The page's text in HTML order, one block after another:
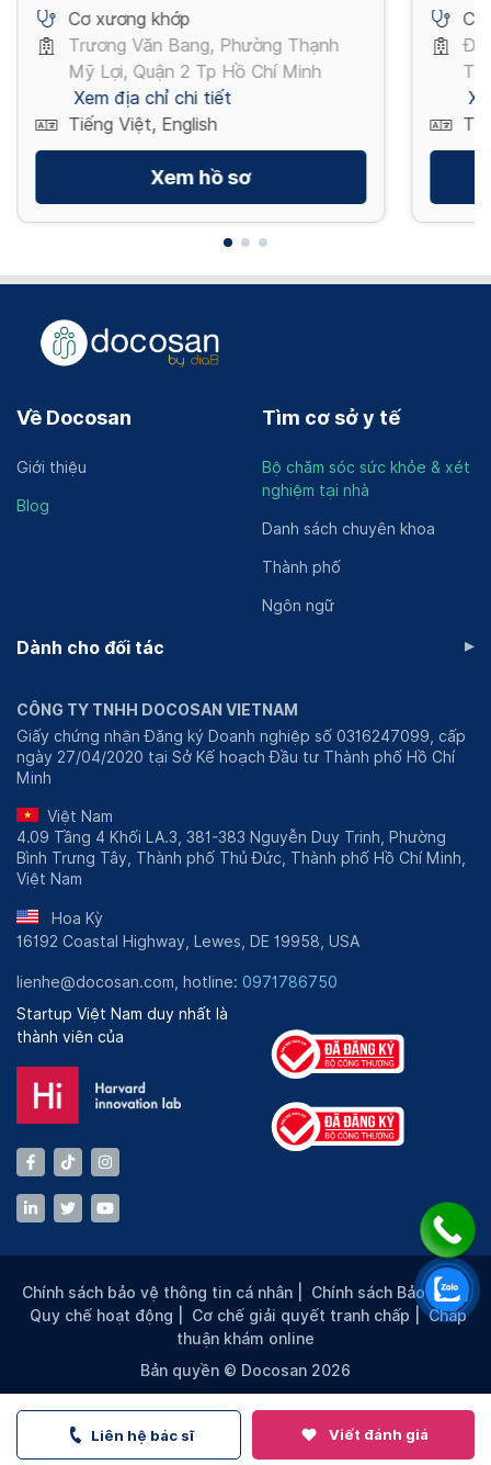
Liên hệ bác sĩ Viết đánh giá
Cơ xương khớp
Trương Văn Bang, Phường Thạnh
Mỹ Lợi, Quận 2 Tp Hồ Chí Minh
Xem địa chỉ chi tiết
Tiếng Việt, English
Xem hồ sơ
Cơ
Về Docosan
Giới thiệu
Blog
Tìm cơ sở y tế
Bộ chăm sóc sức khỏe & xét
nghiệm tại nhà
Danh sách chuyên khoa
Thành phố
Ngôn ngữ
Dành cho đối tác ▸
CÔNG TY TNHH DOCOSAN VIETNAM
Giấy chứng nhận Đăng ký Doanh nghiệp số 0316247099, cấp
ngày 27/04/2020 tại Sở Kế hoạch Đầu tư Thành phố Hồ Chí
Minh
Việt Nam
4.09 Tầng 4 Khối LA.3, 381-383 Nguyễn Duy Trinh, Phường
Bình Trưng Tây, Thành phố Thủ Đức, Thành phố Hồ Chí Minh,
Việt Nam
Hoa Kỳ
16192 Coastal Highway, Lewes, DE 19958, USA
lienhe@docosan.com, hotline: 0971786750
Startup Việt Nam duy nhất là
thành viên của
Chính sách bảo vệ thông tin cá nhân Chính sách Bảo mật |
Quy chế hoạt động
Cơ chế giải quyết tranh chấp |Chấp
thuận khám online
Bản quyền © Docosan 2026